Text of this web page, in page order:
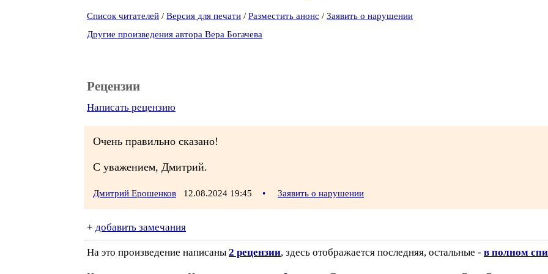
Список читателей / Версия для печати / Разместить анонс / Заявить о нарушении
Другие произведения автора Вера Богачева
Рецензии
Написать рецензию
Очень правильно сказано!
С уважением, Дмитрий.
Дмитрий Ерошенков 12.08.2024 19:45 • Заявить о нарушении
+ добавить замечания
На это произведение написаны 2 рецензии, здесь отображается последняя, остальные - в полном